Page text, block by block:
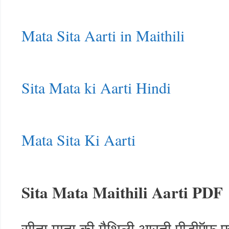
Mata Sita Aarti in Maithili
Sita Mata ki Aarti Hindi
Mata Sita Ki Aarti
Sita Mata Maithili Aarti PDF